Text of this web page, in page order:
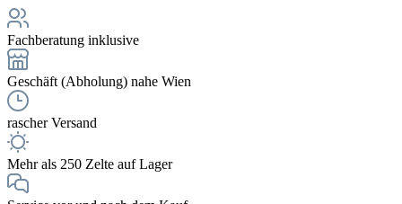
Fachberatung inklusive
Geschäft (Abholung) nahe Wien
rascher Versand
Mehr als 250 Zelte auf Lager